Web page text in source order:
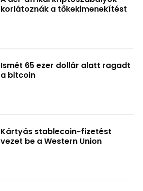
korlátoznák a tőkekimenekítést
Ismét 65 ezer dollár alatt ragadt
a bitcoin
Kártyás stablecoin-fizetést
vezet be a Western Union